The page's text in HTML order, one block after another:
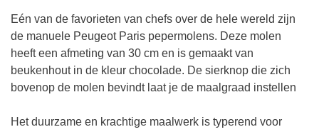
Eén van de favorieten van chefs over de hele wereld zijn
de manuele Peugeot Paris pepermolens. Deze molen
heeft een afmeting van 30 cm en is gemaakt van
beukenhout in de kleur chocolade. De sierknop die zich
bovenop de molen bevindt laat je de maalgraad instellen
Het duurzame en krachtige maalwerk is typerend voor